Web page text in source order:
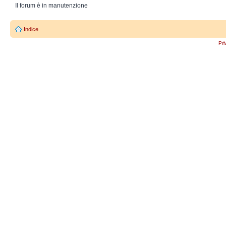
Il forum è in manutenzione
Indice